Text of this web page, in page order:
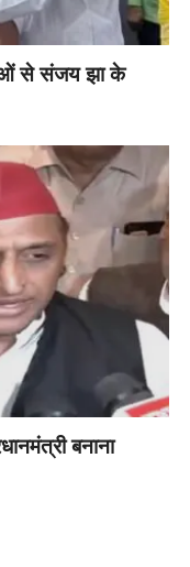
से संजय झा के
बनाना